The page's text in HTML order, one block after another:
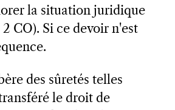
la situation juridique
CO). Si ce devoir n'est
des sûretés telles
le droit de